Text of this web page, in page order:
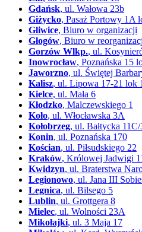
Gdańsk, ul. Wałowa 23b
Giżycko, Pasaż Portowy 1A
Gliwice, Biuro w organizacji
Głogów, Biuro w
Gorzów Wlkp., ul.
Inowrocław, Poznańska 15
Jaworzno, ul. Świętej
Kalisz, ul. Lipowa 17-21 lok 1
Kielce, ul. Mała 6
Kłodzko, Malczewskiego 1
Koło, ul. Włocławska 3A
Kołobrzeg, ul. Bałtycka 11C/
Konin, ul. Poznańska 170
Kościan, ul. Piłsudskiego 22
Kraków, Królowej Jadwigi
Kwidzyn, ul. Braterstwa
Legionowo, ul. Jana III
Legnica, ul. Bilsego 5
Lublin, ul. Grottgera 8
Mielec, ul. Wolności 23A
Mikołajki, ul. 3 Maja 17